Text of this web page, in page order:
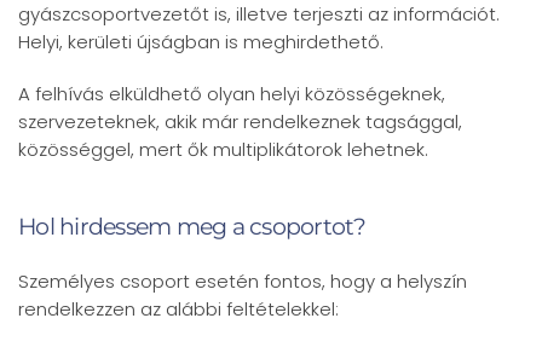
gyászcsoportvezetőt is, illetve terjeszti az információt.
Helyi, kerületi újságban is meghirdethető.
A felhívás elküldhető olyan helyi közösségeknek,
szervezeteknek, akik már rendelkeznek tagsággal,
közösséggel, mert ők multiplikátorok lehetnek.
Hol hirdessem meg a csoportot?
Személyes csoport esetén fontos, hogy a helyszín
rendelkezzen az alábbi feltételekkel: